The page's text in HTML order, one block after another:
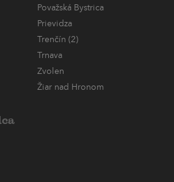
Považská Bystrica
Prievidza
Trenčín (2)
Trnava
Zvolen
Žiar nad Hronom